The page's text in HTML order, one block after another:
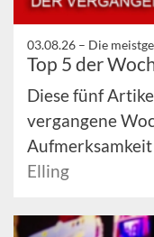
03.08.26 – Die
Top 5 der
Diese fünf
vergangene
Aufmerksamkeit
Elling